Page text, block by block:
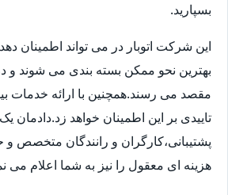
بسپارید.
این شرکت اتوبار در می تواند اطمینان
بهترین نحو ممکن بسته بندی می شوند و
مقصد می رسند.همچنین با ارائه خدمات
تاییدی بر این اطمینان خواهد زد.دادمان
پشتیبانی،کارگران و رانندگان متخصص
هزینه ای معقول را نیز به شما اعلام می